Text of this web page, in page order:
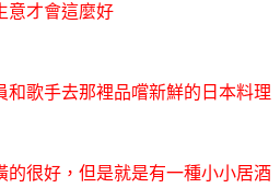
意才會這麼好
和歌手去那裡品嚐新鮮的日本料理
的很好，但是就是有一種小小居酒